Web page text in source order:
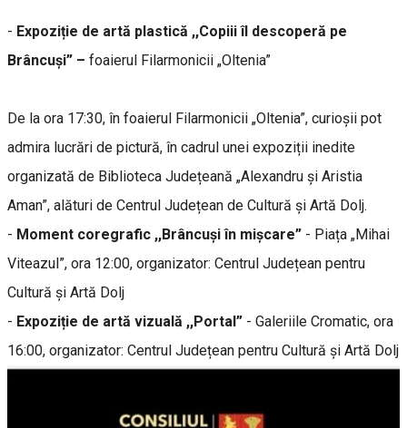
- Expoziție de artă plastică ,,Copiii îl descoperă pe
Brâncuși” – foaierul Filarmonicii „Oltenia”
De la ora 17:30, în foaierul Filarmonicii „Oltenia”, curioșii pot
admira lucrări de pictură, în cadrul unei expoziții inedite
organizată de Biblioteca Județeană „Alexandru și Aristia
Aman”, alături de Centrul Județean de Cultură și Artă Dolj.
- Moment coregrafic ,,Brâncuși în mișcare” - Piața „Mihai
Viteazul”, ora 12:00, organizator: Centrul Județean pentru
Cultură și Artă Dolj
- Expoziție de artă vizuală ,,Portal” - Galeriile Cromatic, ora
16:00, organizator: Centrul Județean pentru Cultură și Artă Dolj